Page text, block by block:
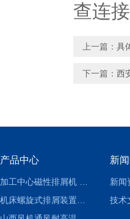
查连
上一篇： 具
下一篇： 西
产品中心 新
新闻
技术